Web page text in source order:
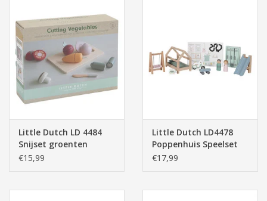
Little Dutch LD 4484
Snijset groenten
€15,99
Little Dutch LD4478
Poppenhuis Speelset
Kinderkamer
€17,99